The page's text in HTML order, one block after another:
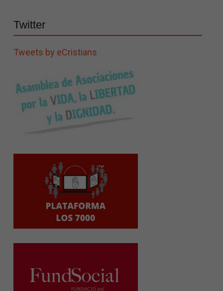
Twitter
Tweets by eCristians